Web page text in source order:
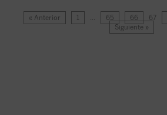
« Anterior 1 … 65 66 67
Siguiente »